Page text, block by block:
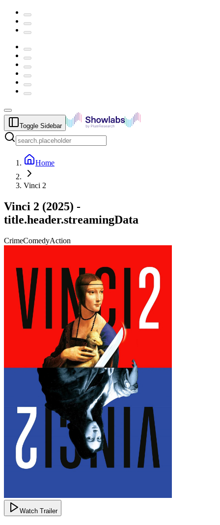
Toggle Sidebar
Home
Vinci 2
Vinci 2 (2025) -
title.header.streamingData
CrimeComedyAction
Watch Trailer